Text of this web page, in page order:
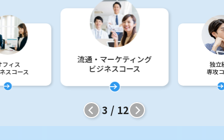
フィス
スコース
流通・マーケティング
ビジネスコース
独立
専攻
3 / 12